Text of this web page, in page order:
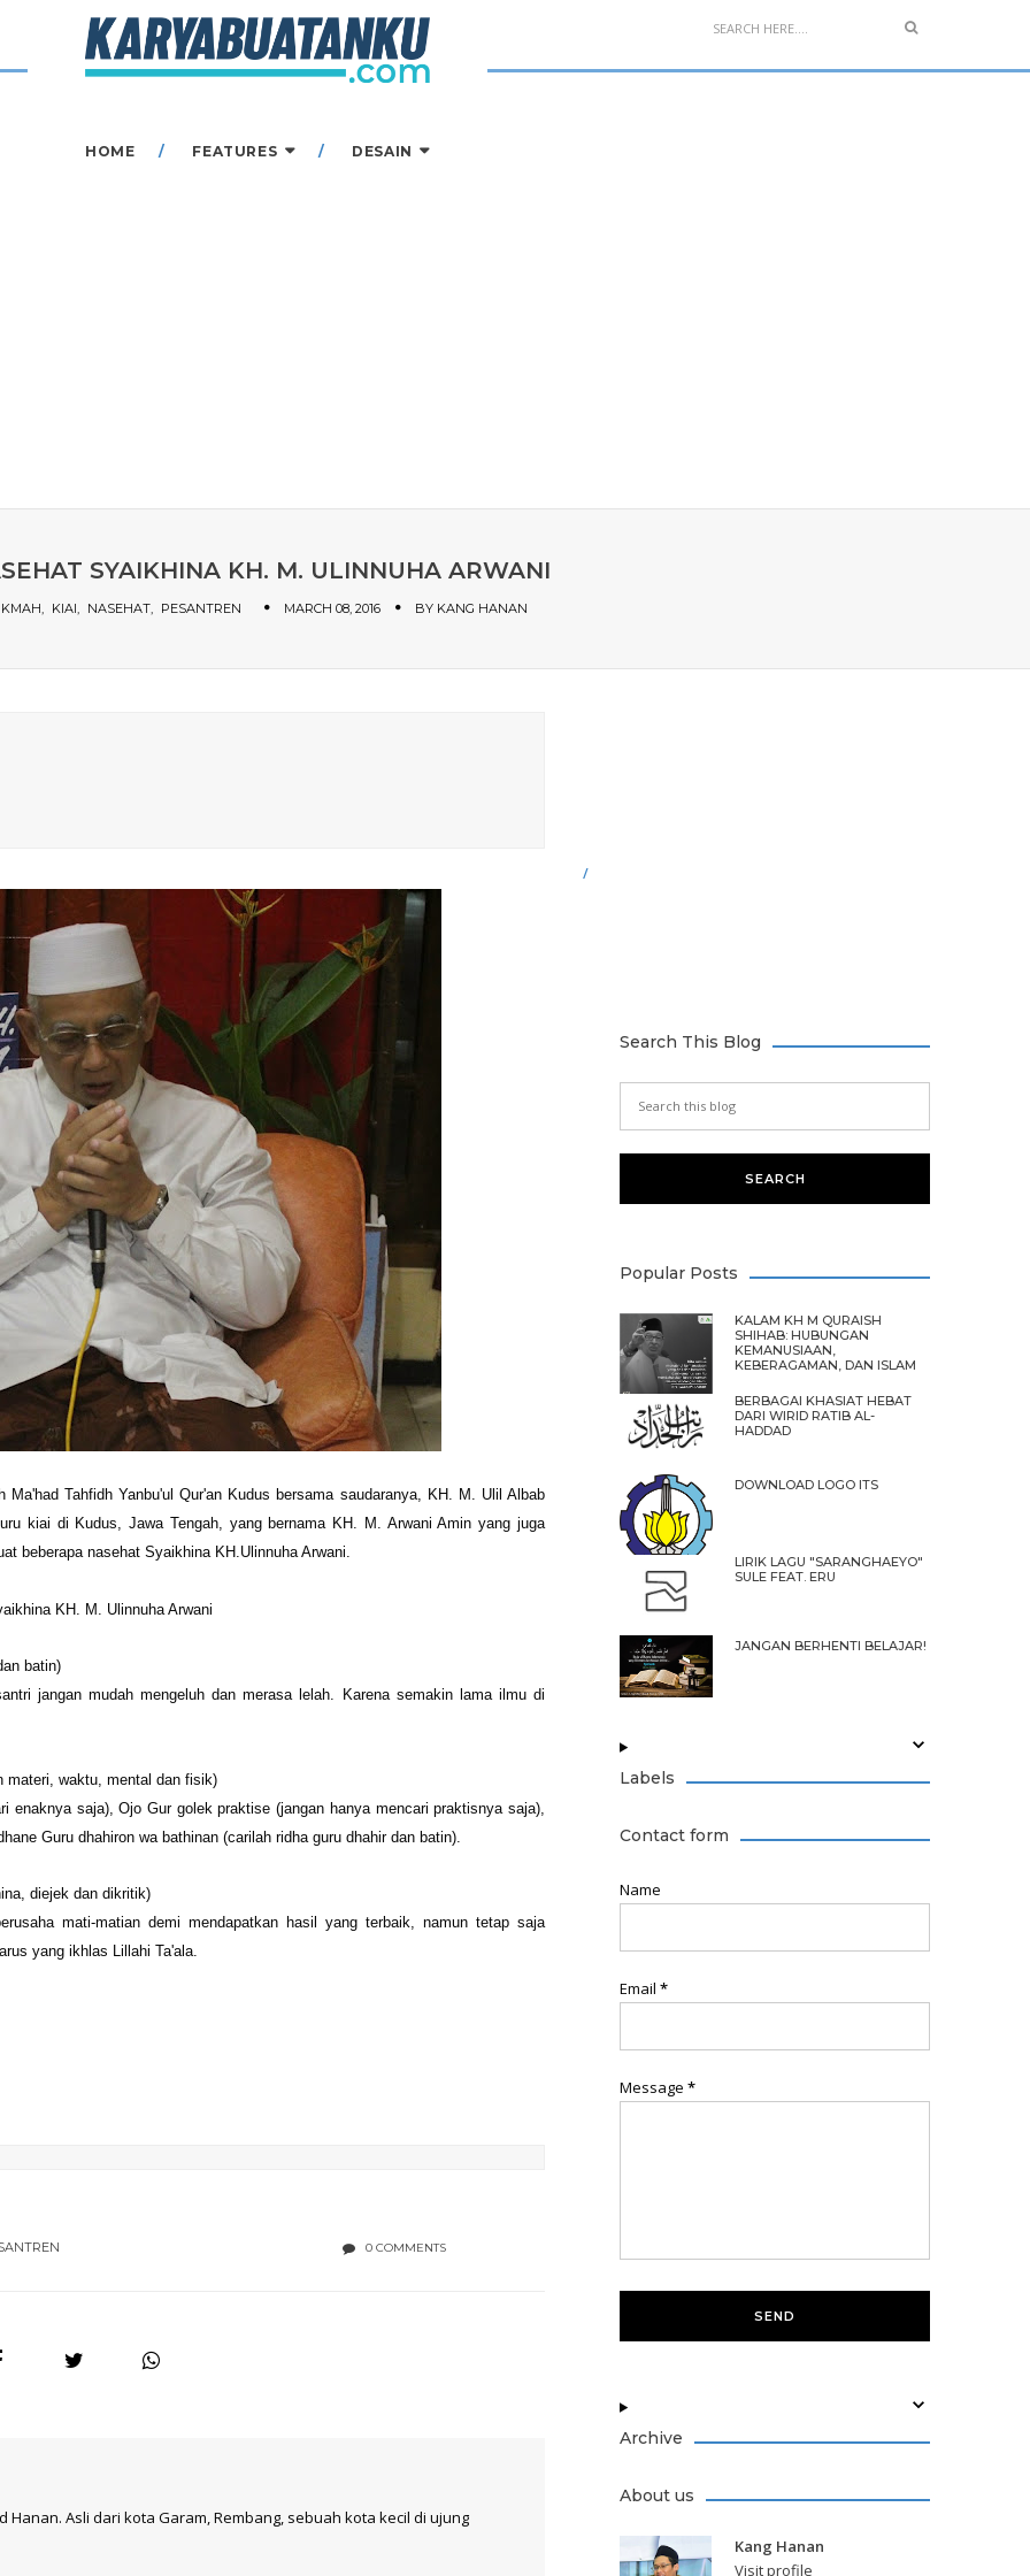
HOME FEATURES DESAIN
SYAIKHINA KH. M. ULINNUHA ARWANI
KIAI NASEHAT PESANTREN MARCH 08, 2016 BY KANG HANAN
Ma'had Tahfidh Yanbu'ul Qur'an Kudus bersama saudaranya, KH. M. Ulil Albab
kiai di Kudus, Jawa Tengah, yang bernama KH. M. Arwani Amin yang juga
beberapa nasehat Syaikhina KH.Ulinnuha Arwani.
KH. M. Ulinnuha Arwani
batin)
jangan mudah mengeluh dan merasa lelah. Karena semakin lama ilmu di
materi, waktu, mental dan fisik)
enaknya saja), Ojo Gur golek praktise (jangan hanya mencari praktisnya saja),
Guru dhahiron wa bathinan (carilah ridha guru dhahir dan batin).
diejek dan dikritik)
mati-matian demi mendapatkan hasil yang terbaik, namun tetap saja
yang ikhlas Lillahi Ta'ala.
0 COMMENTS
Hanan. Asli dari kota Garam, Rembang, sebuah kota kecil di ujung
Search This Blog
Popular Posts
KALAM KH M QURAISH
SHIHAB: HUBUNGAN
KEMANUSIAAN,
KEBERAGAMAN, DAN ISLAM
BERBAGAI KHASIAT HEBAT
DARI WIRID RATIB AL-
HADDAD
DOWNLOAD LOGO ITS
LIRIK LAGU "SARANGHAEYO"
SULE FEAT. ERU
JANGAN BERHENTI BELAJAR!
Labels
Contact form
Name
Email *
Message *
Archive
About us
Kang Hanan
Visit profile